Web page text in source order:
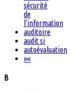
sécurité
de
l'information
auditoire
audit si
autoévaluation
»«
B